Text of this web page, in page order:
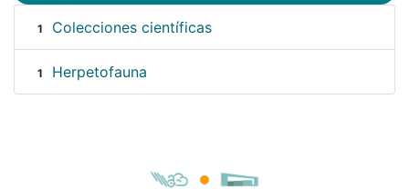
1 Colecciones científicas
1 Herpetofauna